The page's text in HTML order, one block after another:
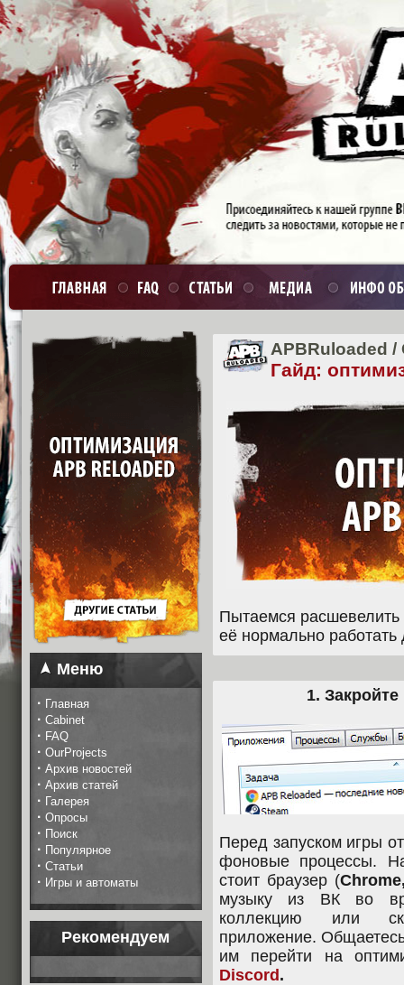
Меню
· Главная
· Cabinet
· FAQ
· OurProjects
· Архив новостей
· Архив статей
· Галерея
· Опросы
· Поиск
· Популярное
· Статьи
· Игры и автоматы
Рекомендуем
APBRuloaded /
Гайд:
Пытаемся
её нормально
1.
Перед запуском игры
фоновые процессы.
стоит браузер (
музыку из ВК во
коллекцию или
приложение.
им перейти на
Discord .